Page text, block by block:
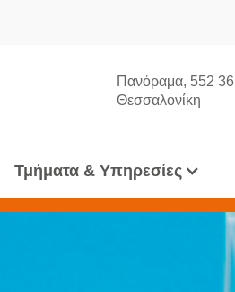
Πανόραμα, 552 36
Θεσσαλονίκη
Τμήματα & Υπηρεσίες